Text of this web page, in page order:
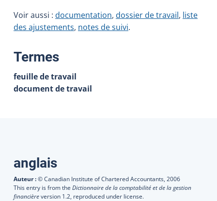
Voir aussi : documentation, dossier de travail, liste
des ajustements, notes de suivi.
Termes:
feuille de travail
document de travail
Traductions
anglais
Auteur :© Canadian Institute of Chartered Accountants, 2006
This entry is from the Dictionnaire de la comptabilité et de la gestion
financièreversion 1.2, reproduced under license.